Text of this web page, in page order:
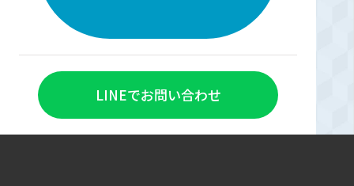
LINEでお問い合わせ